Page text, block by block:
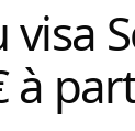
visa
à